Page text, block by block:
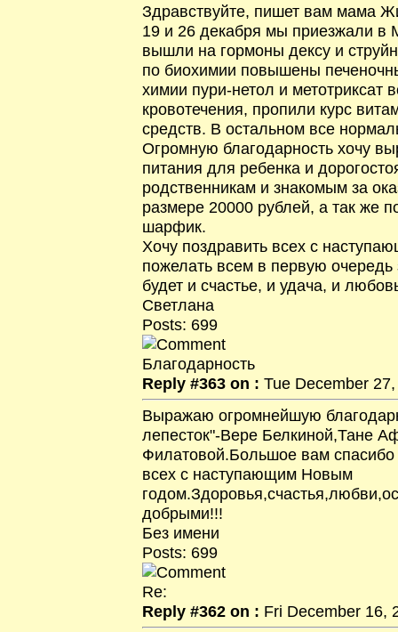
Здравствуйте, пишет вам мама
19 и 26 декабря мы приезжали
вышли на гормоны дексу и
по биохимии повышены
химии пури-нетол и метотриксат
кровотечения, пропили курс
средств. В остальном все
Огромную благодарность хочу
питания для ребенка и
родственникам и знакомым за
размере 20000 рублей, а так же
шарфик.
Хочу поздравить всех с
пожелать всем в первую очередь
будет и счастье, и удача, и
Светлана
Posts: 699
Благодарность
Reply #363 on : Tue December
Выражаю огромнейшую
лепесток"-Вере Белкиной,Тане
Филатовой.Большое вам
всех с наступающим Новым
добрыми!!!
Без имени
Posts: 699
Re:
Reply #362 on : Fri December 16,